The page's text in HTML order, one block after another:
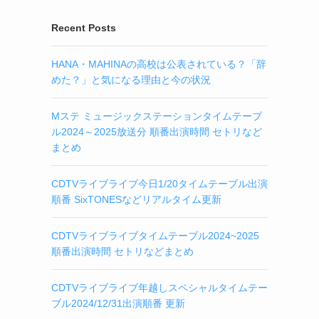
Recent Posts
HANA・MAHINAの高校は公表されている？「辞
めた？」と気になる理由と今の状況
Mステ ミュージックステーションタイムテーブ
ル2024～2025放送分 順番出演時間 セトリなど
まとめ
CDTVライブライブ今日1/20タイムテーブル出演
順番 SixTONESなどリアルタイム更新
CDTVライブライブタイムテーブル2024~2025
順番出演時間 セトリなどまとめ
CDTVライブライブ年越しスペシャルタイムテー
ブル2024/12/31出演順番 更新